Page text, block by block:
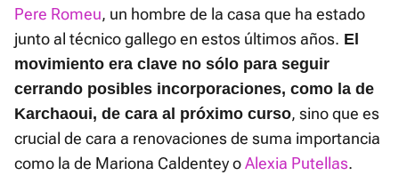
Pere Romeu, un hombre de la casa que ha estado
junto al técnico gallego en estos últimos años. El
movimiento era clave no sólo para seguir
cerrando posibles incorporaciones, como la de
Karchaoui, de cara al próximo curso, sino que es
crucial de cara a renovaciones de suma importancia
como la de Mariona Caldentey oAlexia Putellas.